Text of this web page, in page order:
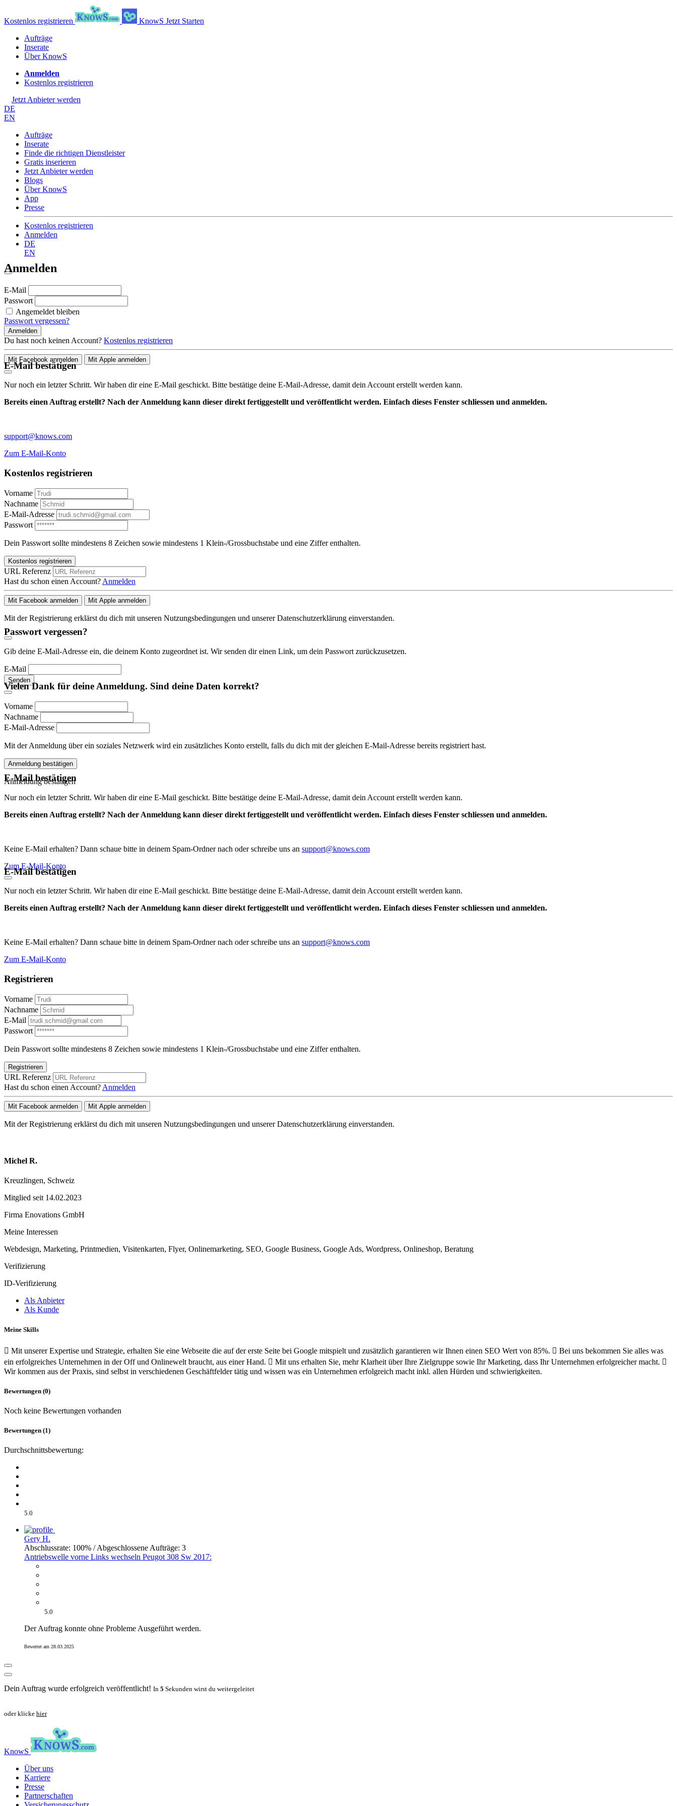
Kostenlos registrieren KnowS Jetzt Starten
Aufträge
Inserate
Über KnowS
Anmelden
Kostenlos registrieren
Jetzt Anbieter werden
DE
EN
Aufträge
Inserate
Finde die richtigen Dienstleister
Gratis inserieren
Jetzt Anbieter werden
Blogs
Über KnowS
App
Presse
Kostenlos registrieren
Anmelden
DE
EN
Anmelden
E-Mail
Passwort
Angemeldet bleiben
Passwort vergessen?
Anmelden
Du hast noch keinen Account? Kostenlos registrieren
Mit Facebook anmelden Mit Apple anmelden
E-Mail bestätigen
Nur noch ein letzter Schritt. Wir haben dir eine E-Mail geschickt. Bitte bestätige deine E-Mail-Adresse, damit dein Account erstellt werden kann.
Bereits einen Auftrag erstellt? Nach der Anmeldung kann dieser direkt fertiggestellt und veröffentlicht werden. Einfach dieses Fenster schliessen und anmelden.
support@knows.com
Zum E-Mail-Konto
Kostenlos registrieren
Vorname
Nachname
E-Mail-Adresse
Passwort
Dein Passwort sollte mindestens 8 Zeichen sowie mindestens 1 Klein-/Grossbuchstabe und eine Ziffer enthalten.
Kostenlos registrieren
URL Referenz
Hast du schon einen Account? Anmelden
Mit Facebook anmelden Mit Apple anmelden
Mit der Registrierung erklärst du dich mit unseren Nutzungsbedingungen und unserer Datenschutzerklärung einverstanden.
Passwort vergessen?
Gib deine E-Mail-Adresse ein, die deinem Konto zugeordnet ist. Wir senden dir einen Link, um dein Passwort zurückzusetzen.
E-Mail
Senden
Vielen Dank für deine Anmeldung. Sind deine Daten korrekt?
Vorname
Nachname
E-Mail-Adresse
Mit der Anmeldung über ein soziales Netzwerk wird ein zusätzliches Konto erstellt, falls du dich mit der gleichen E-Mail-Adresse bereits registriert hast.
Anmeldung bestätigen
Anmeldung bestätigen
E-Mail bestätigen
Nur noch ein letzter Schritt. Wir haben dir eine E-Mail geschickt. Bitte bestätige deine E-Mail-Adresse, damit dein Account erstellt werden kann.
Bereits einen Auftrag erstellt? Nach der Anmeldung kann dieser direkt fertiggestellt und veröffentlicht werden. Einfach dieses Fenster schliessen und anmelden.
Keine E-Mail erhalten? Dann schaue bitte in deinem Spam-Ordner nach oder schreibe uns an support@knows.com
Zum E-Mail-Konto
E-Mail bestätigen
Nur noch ein letzter Schritt. Wir haben dir eine E-Mail geschickt. Bitte bestätige deine E-Mail-Adresse, damit dein Account erstellt werden kann.
Bereits einen Auftrag erstellt? Nach der Anmeldung kann dieser direkt fertiggestellt und veröffentlicht werden. Einfach dieses Fenster schliessen und anmelden.
Keine E-Mail erhalten? Dann schaue bitte in deinem Spam-Ordner nach oder schreibe uns an support@knows.com
Zum E-Mail-Konto
Registrieren
Vorname
Nachname
E-Mail
Passwort
Dein Passwort sollte mindestens 8 Zeichen sowie mindestens 1 Klein-/Grossbuchstabe und eine Ziffer enthalten.
Registrieren
URL Referenz
Hast du schon einen Account? Anmelden
Mit Facebook anmelden Mit Apple anmelden
Mit der Registrierung erklärst du dich mit unseren Nutzungsbedingungen und unserer Datenschutzerklärung einverstanden.
Michel R.
Kreuzlingen, Schweiz
Mitglied seit 14.02.2023
Firma Enovations GmbH
Meine Interessen
Webdesign, Marketing, Printmedien, Visitenkarten, Flyer, Onlinemarketing, SEO, Google Business, Google Ads, Wordpress, Onlineshop, Beratung
Verifizierung
ID-Verifizierung
Als Anbieter
Als Kunde
Meine Skills
 Mit unserer Expertise und Strategie, erhalten Sie eine Webseite die auf der erste Seite bei Google mitspielt und zusätzlich garantieren wir Ihnen einen SEO Wert von 85%.  Bei uns bekommen Sie alles was
ein erfolgreiches Unternehmen in der Off und Onlinewelt braucht, aus einer Hand.  Mit uns erhalten Sie, mehr Klarheit über Ihre Zielgruppe sowie Ihr Marketing, dass Ihr Unternehmen erfolgreicher macht. 
Wir kommen aus der Praxis, sind selbst in verschiedenen Geschäftfelder tätig und wissen was ein Unternehmen erfolgreich macht inkl. allen Hürden und schwierigkeiten.
Bewertungen (0)
Noch keine Bewertungen vorhanden
Bewertungen (1)
Durchschnittsbewertung:
5.0
Gery H.
Abschlussrate: 100% / Abgeschlossene Aufträge: 3
Antriebswelle vorne Links wechseln Peugot 308 Sw 2017:
5.0
Der Auftrag konnte ohne Probleme Ausgeführt werden.
Bewertet am 28.03.2025
Dein Auftrag wurde erfolgreich veröffentlicht! In 5 Sekunden wirst du weitergeleitet
oder klicke hier
KnowS
Über uns
Karriere
Presse
Partnerschaften